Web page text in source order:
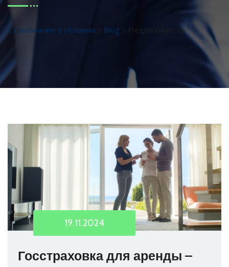
Страхование в Испании Blog Недвижимость
19.11.2024
Госстраховка для аренды –